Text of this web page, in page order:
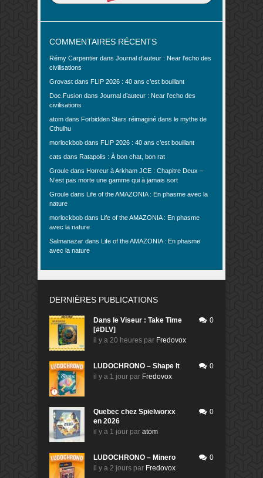
COMMENTAIRES RÉCENTS
Rémy Carpentier dans Journal d’auteur : Near l’echo des
civilisations
Grovast dans FLIP 2026 : 40 ans c’est bouillant
Doc.Fusion dans Journal d’auteur : Near l’echo des
civilisations
atom dans Forbidden Stars réimaginé dans le mythe de
Cthulhu
morlockbob dans FLIP 2026 : 40 ans c’est bouillant
cats dans Ratapolis : À bon chat, bon rat
Groule dans Horreur à Arkham JCE : Chapitre Deux –
N’est pas morte une gamme qui à jamais sort
Groule dans Life of the AMAZONIA : En phasme avec la
nature
morlockbob dans Life of the AMAZONIA : En phasme
avec la nature
Salmanazar dans Life of the AMAZONIA : En phasme
avec la nature
DERNIÈRES PUBLICATIONS
Dans le Viseur : Take Time
[#DLV]
il y a 20 heures par Fredovox
0
LUDOCHRONO – Shape It
il y a 1 jour par Fredovox
0
Quebec chez Spielworxx
en 2026
il y a 1 jour par atom
0
LUDOCHRONO – Minero
il y a 2 jours par Fredovox
0